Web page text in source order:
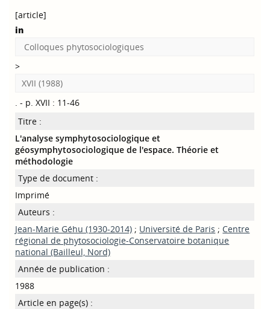
[article]
in
Colloques phytosociologiques
>
XVII (1988)
. - p. XVII : 11-46
Titre :
L'analyse symphytosociologique et
géosymphytosociologique de l'espace. Théorie et
méthodologie
Type de document :
Imprimé
Auteurs :
Jean-Marie Géhu (1930-2014) ; Université de Paris ; Centre
régional de phytosociologie-Conservatoire botanique
national (Bailleul, Nord)
Année de publication :
1988
Article en page(s) :